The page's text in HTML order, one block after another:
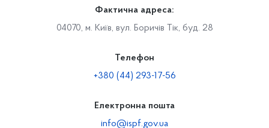
Фактична адреса:
04070, м. Київ, вул. Боричів Тік, буд. 28
Телефон
+380 (44) 293-17-56
Електронна пошта
info@ispf.gov.ua